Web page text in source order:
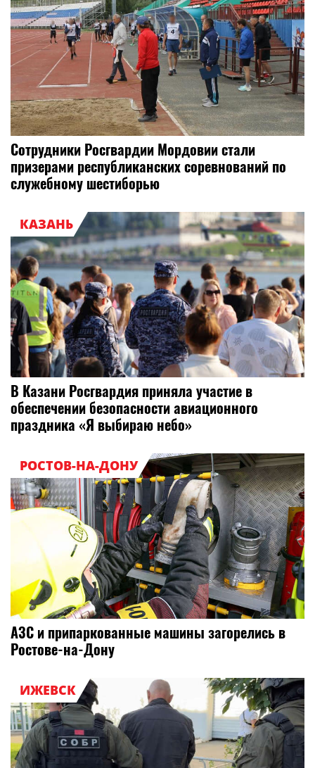
Сотрудники Росгвардии Мордовии стали
призерами республиканских соревнований по
служебному шестиборью
КАЗАНЬ
В Казани Росгвардия приняла участие в
обеспечении безопасности авиационного
праздника «Я выбираю небо»
РОСТОВ-НА-ДОНУ
АЗС и припаркованные машины загорелись в
Ростове-на-Дону
ИЖЕВСК